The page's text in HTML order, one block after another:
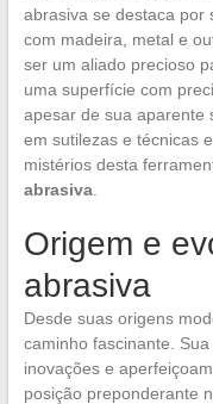
abrasiva se destaca por
com madeira, metal e
ser um aliado precioso
uma superfície com
apesar de sua aparente
em sutilezas e técnicas
mistérios desta
abrasiva.
Origem e
abrasiva
Desde suas origens
caminho fascinante.
inovações e
posição preponderante